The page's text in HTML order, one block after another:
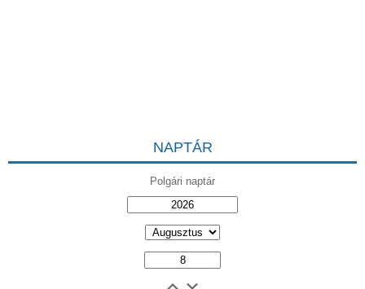
NAPTÁR
Polgári naptár